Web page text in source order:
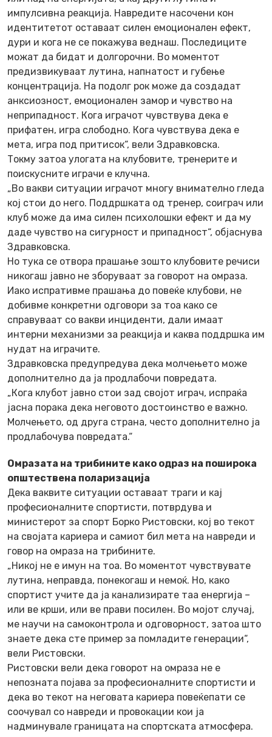
импулсивна реакција. Навредите насочени кон
идентитетот оставаат силен емоционален ефект,
дури и кога не се покажува веднаш. Последиците
можат да бидат и долгорочни. Во моментот
предизвикуваат лутина, напнатост и губење
концентрација. На подолг рок може да создадат
анксиозност, емоционален замор и чувство на
неприпадност. Кога играчот чувствува дека е
прифатен, игра слободно. Кога чувствува дека е
мета, игра под притисок“, вели Здравковска.
Токму затоа улогата на клубовите, тренерите и
поискусните играчи е клучна.
„Во вакви ситуации играчот многу внимателно гледа
кој стои до него. Поддршката од тренер, соиграч или
клуб може да има силен психолошки ефект и да му
даде чувство на сигурност и припадност“, објаснува
Здравковска.
Но тука се отвора прашање зошто клубовите речиси
никогаш јавно не зборуваат за говорот на омраза.
Иако испративме прашања до повеќе клубови, не
добивме конкретни одговори за тоа како се
справуваат со вакви инциденти, дали имаат
интерни механизми за реакција и каква поддршка им
нудат на играчите.
Здравковска предупредува дека молчењето може
дополнително да ја продлабочи повредата.
„Кога клубот јавно стои зад својот играч, испраќа
јасна порака дека неговото достоинство е важно.
Молчењето, од друга страна, често дополнително ја
продлабочува повредата.“
Омразата на трибините како одраз на поширока
општествена поларизација
Дека ваквите ситуации оставаат траги и кај
професионалните спортисти, потврдува и
министерот за спорт Борко Ристовски, кој во текот
на својата кариера и самиот бил мета на навреди и
говор на омраза на трибините.
„Никој не е имун на тоа. Во моментот чувствувате
лутина, неправда, понекогаш и немоќ. Но, како
спортист учите да ја канализирате таа енергија –
или ве крши, или ве прави посилен. Во мојот случај,
ме научи на самоконтрола и одговорност, затоа што
знаете дека сте пример за помладите генерации“,
вели Ристовски.
Ристовски вели дека говорот на омраза не е
непозната појава за професионалните спортисти и
дека во текот на неговата кариера повеќепати се
соочувал со навреди и провокации кои ја
надминувале границата на спортската атмосфера.